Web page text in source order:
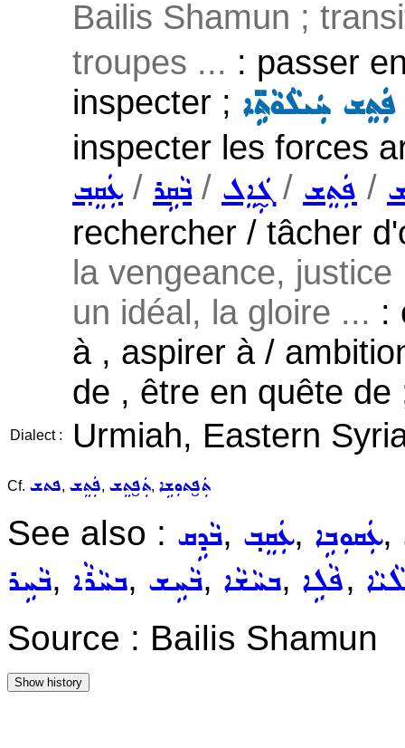
Bailis Shamun ;
troupes ... : passer
inspecter ; ܦܲܬܸܫ ܚܲܝܠܵܘܵܬܹ̈ܐ
inspecter les forces
ܥܲܩܸܒ݂ / ܒܵܩܹܪ/ ܓ̰ܲܐܸܠ / ܦܲܬܸܫ /
rechercher / tâcher
la vengeance, justice
un idéal, la gloire ... :
à , aspirer à /
de , être en quête de
Dialect : Urmiah, Eastern
Cf. ܦܬܫ, ܦܲܬܸܫ, ܬܲܦ̮ܬܸܫ, ܬܲܦ̮ܬܘܼܫܹܐ
See also : ܒܵܕܹܩ, ܥܲܩܸܒ݂, ܥܲܩܘܼܒܹܐ,
ܒܵܚܹܪ, ܒܚܵܪܵܐ, ܒܵܚܹܫ, ܒܚܵܫܵܐ, ܦܵܠܹܐ,
Source : Bailis Shamun